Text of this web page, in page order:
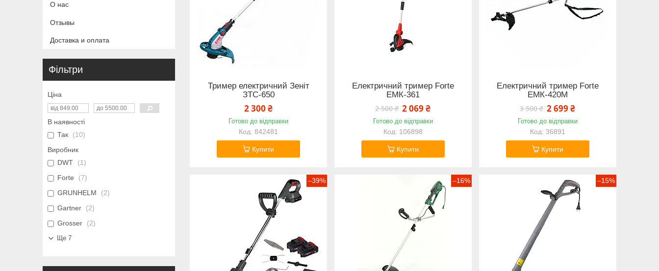
Тример електричний Зеніт
ЗТС-650
2 300 ₴
Готово до відправки
842481
Купити
Електричний тример Forte
ЕМК-361
2 500 ₴ 2 069 ₴
Готово до відправки
106898
Купити
Електричний тример Forte
ЕМК-420М
3 500 ₴ 2 699 ₴
Готово до відправки
36891
Купити
–39% –16% –15%
О нас
Отзывы
Доставка и оплата
Фільтри
Ціна
В наявності
Так
10
Виробник
DWT
1
Forte
7
GRUNHELM
2
Gartner
2
Grosser
2
Ще 7